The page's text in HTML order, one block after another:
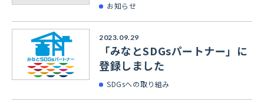
お知らせ
2023.09.29
「みなとSDGsパートナー」に
登録しました
SDGsへの取り組み